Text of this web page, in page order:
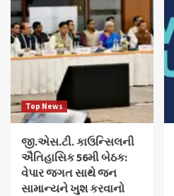
Top News
જી.એસ.ટી. કાઉન્સિલની
ઐતિહાસિક 56મી બેઠક:
વેપાર જગત સાથે જન
સામાન્યને ખુશ કરવાનો